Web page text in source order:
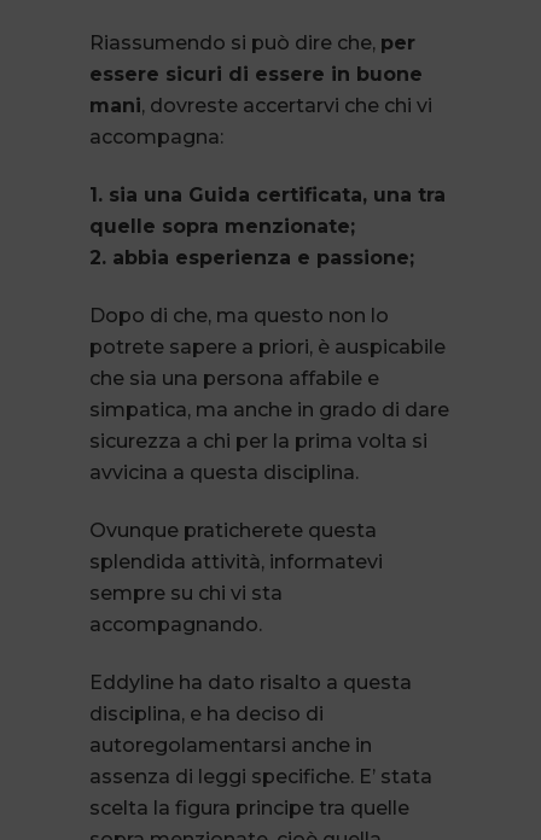
Riassumendo si può dire che, per
essere sicuri di essere in buone
mani, dovreste accertarvi che chi vi
accompagna:
1. sia una Guida certificata, una tra
quelle sopra menzionate;
2. abbia esperienza e passione;
Dopo di che, ma questo non lo
potrete sapere a priori, è auspicabile
che sia una persona affabile e
simpatica, ma anche in grado di dare
sicurezza a chi per la prima volta si
avvicina a questa disciplina.
Ovunque praticherete questa
splendida attività, informatevi
sempre su chi vi sta
accompagnando.
Eddyline ha dato risalto a questa
disciplina, e ha deciso di
autoregolamentarsi anche in
assenza di leggi specifiche. E’ stata
scelta la figura principe tra quelle